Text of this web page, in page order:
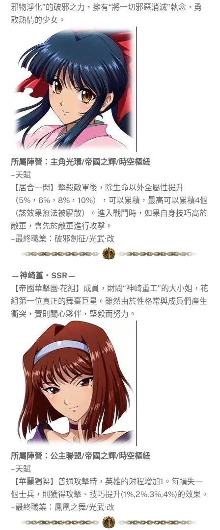
邪物淨化”的破邪之力，擁有“將一切邪惡消滅”執念，勇
敢熱情的少女。
所屬陣營：主角光環/帝國之輝/時空樞紐
–天賦
【居合一閃】擊殺敵軍後，除生命以外全屬性提升
（5%，6%，8%，10%），可以累積，最高可以累積4個
（該效果無法被驅散）。進入戰鬥時，如果自身技巧高於
敵軍，會先於敵軍進行攻擊。
–最終職業：破邪劍征/光武·改
—神崎堇‧SSR—
【帝國華擊團·花組】成員，財閥“神崎重工”的大小姐，花
組第一位真正的舞臺巨星。雖然由於性格常與成員們產生
衝突，實則關心夥伴，堅毅而努力。
所屬陣營：公主聯盟/帝國之輝/時空樞紐
–天賦
【華麗獨舞】普通攻擊時，英雄的射程增加1。每損失一
個士兵，則獲得攻擊、技巧提升(1%,2%,3%,4%)的效果。
–最終職業：鳳凰之舞/光武·改